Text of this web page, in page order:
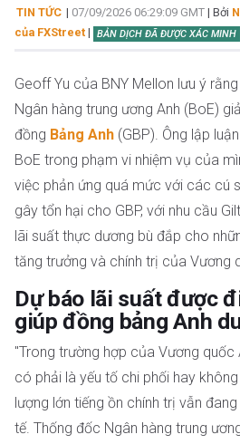
TIN TỨC | 07/09/2026 06:29:09 GMT | Bởi
của FXStreet | BẢN DỊCH ĐÃ ĐƯỢC XÁC MINH
Geoff Yu của BNY Mellon lưu ý
Ngân hàng trung ương Anh (BoE)
đồng Bảng Anh (GBP). Ông lập
BoE trong phạm vi nhiệm vụ của
việc phản ứng quá mức với các cú
gây tổn hại cho GBP, với nhu cầu
lãi suất thực dương bù đắp cho
tăng trưởng và chính trị của Vương
Dự báo lãi suất được
giúp đồng bảng Anh
"Trong trường hợp của Vương quốc
có phải là yếu tố chi phối hay
lượng lớn tiếng ồn chính trị vẫn
tế. Thống đốc Ngân hàng trung